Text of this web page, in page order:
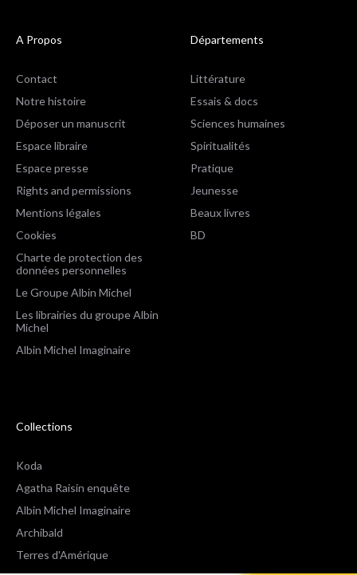
A Propos
Contact
Notre histoire
Déposer un manuscrit
Espace libraire
Espace presse
Rights and permissions
Mentions légales
Cookies
Charte de protection des
données personnelles
Le Groupe Albin Michel
Les librairies du groupe Albin
Michel
Albin Michel Imaginaire
Départements
Littérature
Essais & docs
Sciences humaines
Spiritualités
Pratique
Jeunesse
Beaux livres
BD
Collections
Koda
Agatha Raisin enquête
Albin Michel Imaginaire
Archibald
Terres d'Amérique